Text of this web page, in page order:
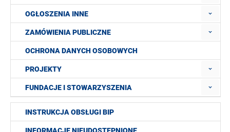
OGŁOSZENIA INNE
ZAMÓWIENIA PUBLICZNE
OCHRONA DANYCH OSOBOWYCH
PROJEKTY
FUNDACJE I STOWARZYSZENIA
INSTRUKCJA OBSŁUGI BIP